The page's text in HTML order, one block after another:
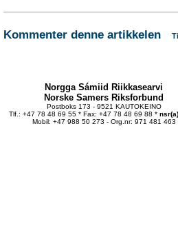
Kommenter denne artikkelen
Norgga Sámiid Riikkasearvi
Norske Samers Riksforbund
Postboks 173 - 9521 KAUTOKEINO
Tlf.: +47 78 48 69 55 * Fax: +47 78 48 69 88 *
Mobil: +47 988 50 273 - Org.nr: 971 481 463